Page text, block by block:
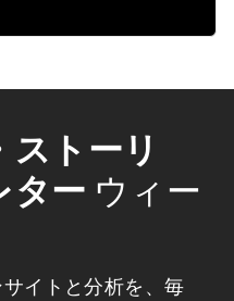
ストーリ
ター ウィー
イトと分析を、毎